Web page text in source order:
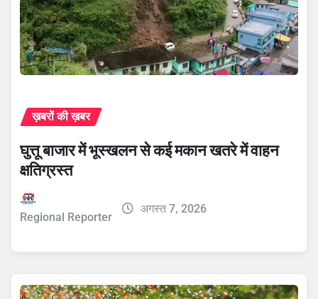
ख़बरों की ख़बर
घुत्तू बाजार में भूस्खलन से कई मकान खतरे में वाहन
क्षतिग्रस्त
Regional Reporter
अगस्त 7, 2026